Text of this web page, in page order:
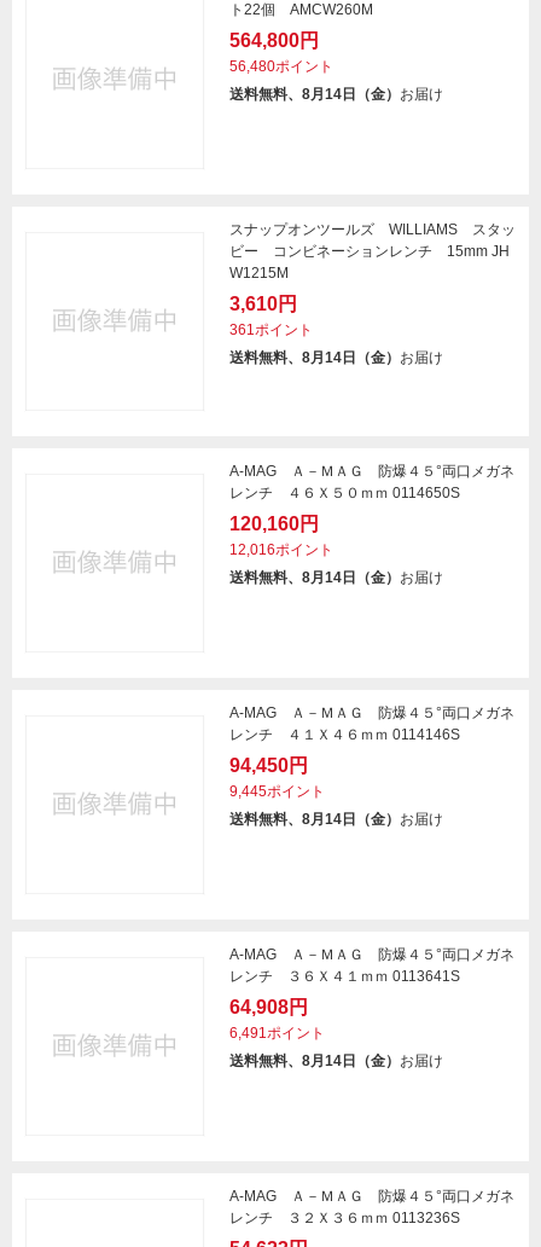
ト22個 AMCW260M
564,800円
56,480ポイント
送料無料、8月14日（金） お届け
スナップオンツールズ WILLIAMS スタッ
ビー コンビネーションレンチ 15mm JH
W1215M
3,610円
361ポイント
送料無料、8月14日（金） お届け
A-MAG Ａ－ＭＡＧ 防爆４５°両口メガネ
レンチ ４６Ｘ５０ｍｍ 0114650S
120,160円
12,016ポイント
送料無料、8月14日（金） お届け
A-MAG Ａ－ＭＡＧ 防爆４５°両口メガネ
レンチ ４１Ｘ４６ｍｍ 0114146S
94,450円
9,445ポイント
送料無料、8月14日（金） お届け
A-MAG Ａ－ＭＡＧ 防爆４５°両口メガネ
レンチ ３６Ｘ４１ｍｍ 0113641S
64,908円
6,491ポイント
送料無料、8月14日（金） お届け
A-MAG Ａ－ＭＡＧ 防爆４５°両口メガネ
レンチ ３２Ｘ３６ｍｍ 0113236S